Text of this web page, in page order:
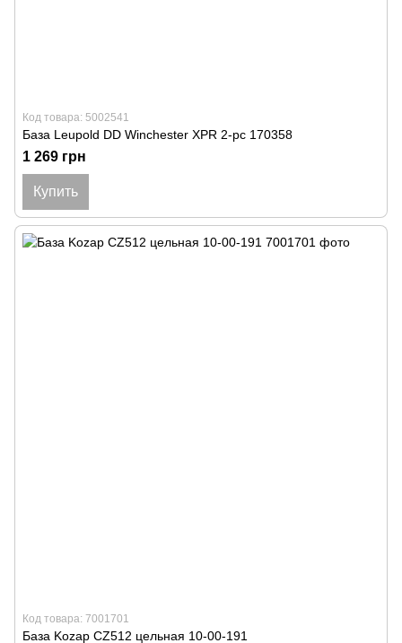
Код товара: 5002541
База Leupold DD Winchester XPR 2-pc 170358
1 269 грн
Купить
Код товара: 7001701
База Kozap CZ512 цельная 10-00-191